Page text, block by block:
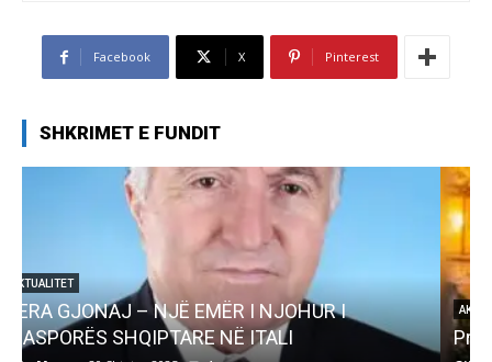
Facebook X Pinterest
SHKRIMET E FUNDIT
AKTUALITET
Pregaditi Gjin Musa-Rome- Shtator 2025